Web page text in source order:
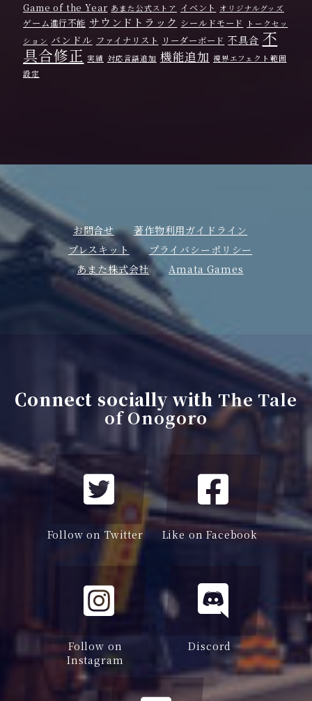
Game of the Year あまた公式ストア イベント オリジナルグッズ
ゲーム進行不能 サウンドトラック シールドモード
トークセッ
ション バンドル ファイナリスト リーダーボード 不具合 不
具合修正 実績 対応言語追加 機能追加 視界エフェクト範囲
設定
お問合せ
著作物利用ガイドライン
プレスキット
プライバシーポリシー
あまた株式会社
Amata Games
Connect socially with The Tale
of Onogoro
Follow on Twitter Like on Facebook
Follow on
Instagram
Discord